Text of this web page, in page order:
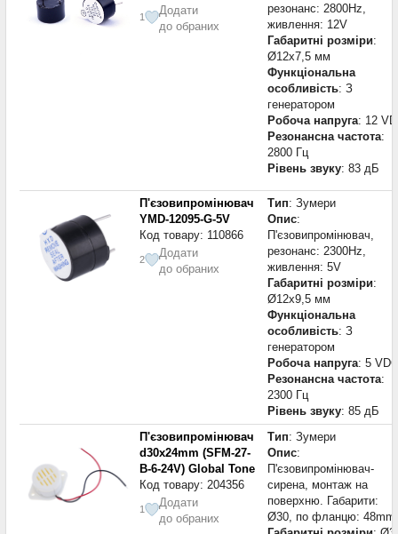
1
Додати
до обраних
резонанс: 2800Hz,
живлення: 12V
Габаритні розміри:
Ø12x7,5 мм
Функціональна
особливість: З
генератором
Робоча напруга: 12
Резонансна частота:
2800 Гц
Рівень звуку: 83 дБ
П'єзовипромінювач
YMD-12095-G-5V
Код товару: 110866
2
Додати
до обраних
Тип: Зумери
Опис:
П'єзовипромінювач,
резонанс: 2300Hz,
живлення: 5V
Габаритні розміри:
Ø12x9,5 мм
Функціональна
особливість: З
генератором
Робоча напруга: 5 VDC
Резонансна частота:
2300 Гц
Рівень звуку: 85 дБ
П'єзовипромінювач
d30x24mm (SFM-27-
B-6-24V) Global Tone
Код товару: 204356
1
Додати
до обраних
Тип: Зумери
Опис:
П'єзовипромінювач-
сирена, монтаж на
поверхню. Габарити:
Ø30, по фланцю: 48mm